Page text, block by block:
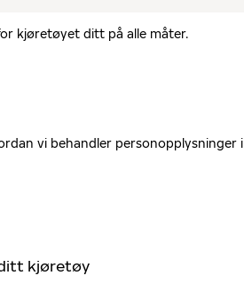
kjøretøyet ditt på alle måter.
vi behandler personopplysninger i
kjøretøy